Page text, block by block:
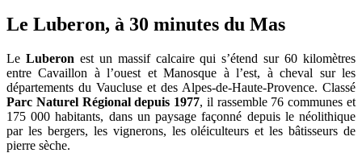
Le Luberon, à 30 minutes du Mas
Le Luberon est un massif calcaire qui s’étend sur 60 kilomètres
entre Cavaillon à l’ouest et Manosque à l’est, à cheval sur les
départements du Vaucluse et des Alpes-de-Haute-Provence. Classé
Parc Naturel Régional depuis 1977, il rassemble 76 communes et
175 000 habitants, dans un paysage façonné depuis le néolithique
par les bergers, les vignerons, les oléiculteurs et les bâtisseurs de
pierre sèche.